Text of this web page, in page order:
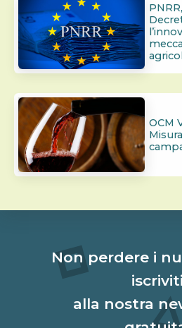
OCM
Non perdere i
iscriviti
alla nostra